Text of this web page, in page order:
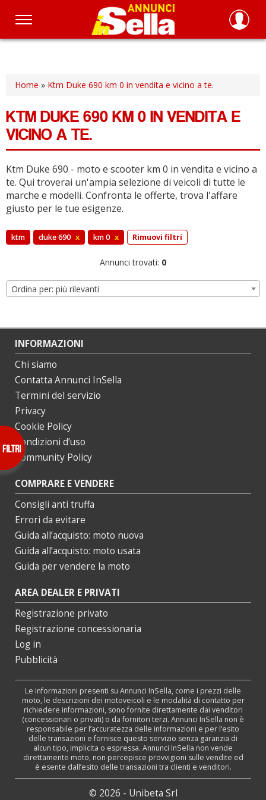
Salta
principale
Home » Ktm Duke 690 km 0 in vendita e vicino a te.
KTM DUKE 690 KM 0 IN VENDITA E
VICINO A TE.
Ktm Duke 690 - moto e scooter km 0 in vendita e vicino a
te. Qui troverai un'ampia selezione di veicoli di tutte le
marche e modelli. Confronta le offerte, trova l'affare
giusto per le tue esigenze.
ktm duke 690 x km 0 x Rimuovi filtri
Annunci trovati: 0
Ordina per: più rilevanti
INFORMAZIONI
Chi siamo
Contatta Annunci InSella
Termini del servizio
Privacy
Cookie Policy
Condizioni d’uso
Community Policy
COMPRARE E VENDERE
Consigli anti truffa
Errori da evitare
Guida all’acquisto: moto nuova
Guida all’acquisto: moto usata
Guida per vendere la moto
AREA DEALER E PRIVATI
Registrazione privato
Registrazione concessionaria
Log in
Pubblicità
Le informazioni presenti su Annunci InSella, come i prezzi delle
moto, le descrizioni dei motoveicoli e le modalità di contatto per
richiedere informazioni, sono fornite direttamente dai venditori
(concessionari o privati) o da fornitori terzi. Annunci InSella non è
responsabile per l’accuratezza delle informazioni e per l’esito
delle transazioni e fornisce questo servizio senza garanzia di
alcun tipo, implicita o espressa. Annunci InSella non vende
direttamente moto, non percepisce provvigioni sulle vendite ed
è esente dall’esito delle transazioni tra clienti e venditori.
© 2026 - Unibeta Srl